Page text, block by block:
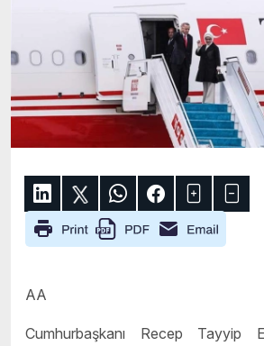
AA
Cumhurbaşkanı Recep Tayyip